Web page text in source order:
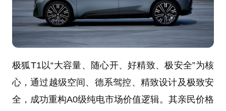
极狐T1以“大容量、随心开、好精致、极安全”为核
心，通过越级空间、德系驾控、精致设计及极致安
全，成功重构A0级纯电市场价值逻辑。其亲民价格